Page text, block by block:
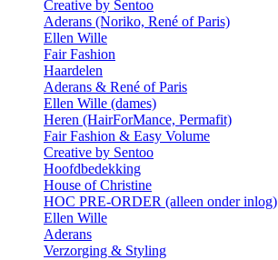
Creative by Sentoo
Aderans (Noriko, René of Paris)
Ellen Wille
Fair Fashion
Haardelen
Aderans & René of Paris
Ellen Wille (dames)
Heren (HairForMance, Permafit)
Fair Fashion & Easy Volume
Creative by Sentoo
Hoofdbedekking
House of Christine
HOC PRE-ORDER (alleen onder inlog)
Ellen Wille
Aderans
Verzorging & Styling